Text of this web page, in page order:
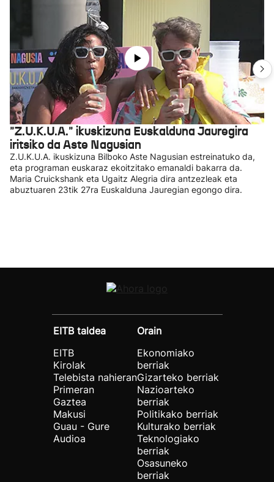
"Z.U.K.U.A." ikuskizuna Euskalduna Jauregira
iritsiko da Aste Nagusian
Z.U.K.U.A. ikuskizuna Bilboko Aste Nagusian estreinatuko da,
eta programan euskaraz ekoitzitako emanaldi bakarra da.
Maria Cruickshank eta Ugaitz Alegria dira antzezleak eta
abuztuaren 23tik 27ra Euskalduna Jauregian egongo dira.
EITB taldea
EITB
Kirolak
Telebista nahieran
Primeran
Gaztea
Makusi
Guau - Gure
Audioa
Orain
Ekonomiako
berriak
Gizarteko berriak
Nazioarteko
berriak
Politikako berriak
Kulturako berriak
Teknologiako
berriak
Osasuneko
berriak